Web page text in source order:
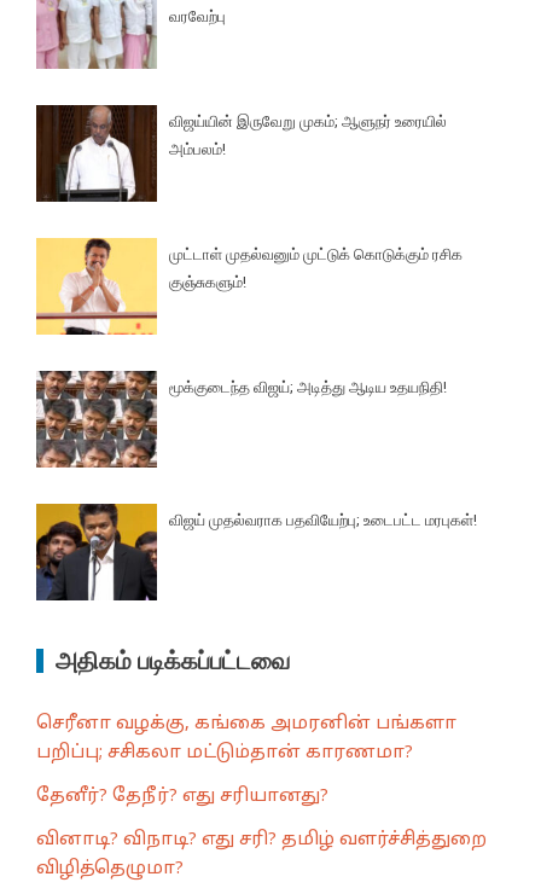
வரவேற்பு
விஜய்யின் இருவேறு முகம்; ஆளுநர் உரையில்
அம்பலம்!
முட்டாள் முதல்வனும் முட்டுக் கொடுக்கும் ரசிக
குஞ்சுகளும்!
மூக்குடைந்த விஜய்; அடித்து ஆடிய உதயநிதி!
விஜய் முதல்வராக பதவியேற்பு; உடைபட்ட மரபுகள்!
அதிகம் படிக்கப்பட்டவை
செரீனா வழக்கு, கங்கை அமரனின் பங்களா
பறிப்பு; சசிகலா மட்டும்தான் காரணமா?
தேனீர்? தேநீர்? எது சரியானது?
வினாடி? விநாடி? எது சரி? தமிழ் வளர்ச்சித்துறை
விழித்தெழுமா?